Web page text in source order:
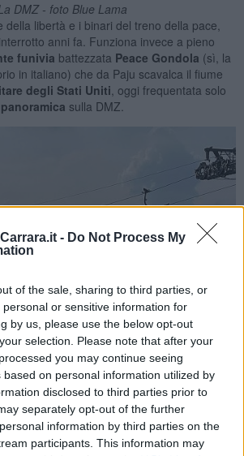
- Do Not Process My
of the sale, sharing to third parties, or
or sensitive information for
by us, please use the below opt-out
selection. Please note that after your
you may continue seeing
based on personal information utilized by
disclosed to third parties prior to
separately opt-out of the further
information by third parties on the
participants. This information may
DMZ - foto Blue Lama
della libertà e i binari del treno della pace,
anni fa. Funziona invece a pieno
funivia battezzata Peace Gondola (sì, la
in italiano) che da Paju scavalca il fiume
degli Stati Uniti, oggi frequentata solo
sulla DMZ.